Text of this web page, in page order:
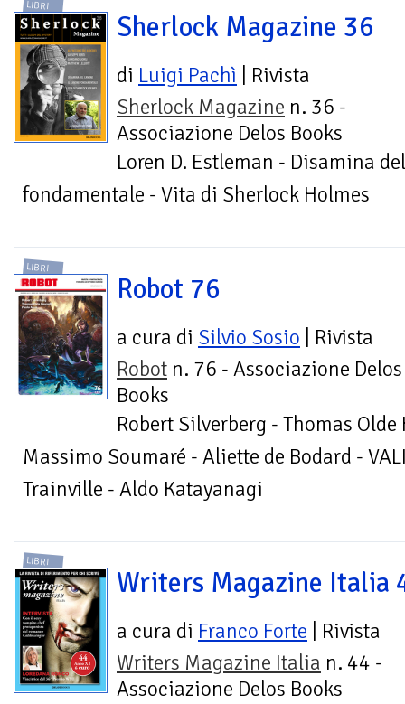
LIBRI
Sherlock Magazine 36
di Luigi Pachì | Rivista
Sherlock Magazine n. 36 -
Associazione Delos Books
Loren D. Estleman - Disamina
fondamentale - Vita di Sherlock Holmes
LIBRI
Robot 76
a cura di Silvio Sosio | Rivista
Robot n. 76 - Associazione Delos
Books
Robert Silverberg - Thomas
Massimo Soumaré - Aliette de Bodard -
Trainville - Aldo Katayanagi
LIBRI
Writers Magazine Italia
a cura di Franco Forte | Rivista
Writers Magazine Italia n. 44 -
Associazione Delos Books